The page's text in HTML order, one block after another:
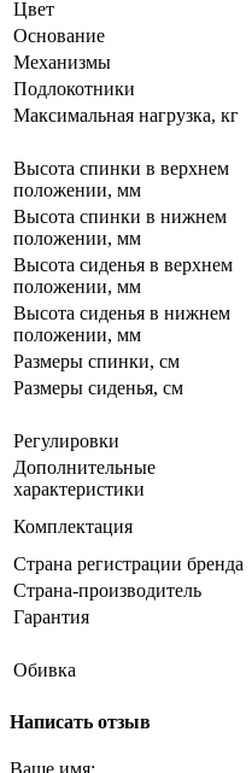
Цвет
Основание
Механизмы
Подлокотники
Максимальная нагрузка, кг
Высота спинки в верхнем
положении, мм
Высота спинки в нижнем
положении, мм
Высота сиденья в верхнем
положении, мм
Высота сиденья в нижнем
положении, мм
Размеры спинки, см
Размеры сиденья, см
Регулировки
Дополнительные
характеристики
Комплектация
Страна регистрации бренда
Страна-производитель
Гарантия
Обивка
Написать отзыв
Ваше имя: